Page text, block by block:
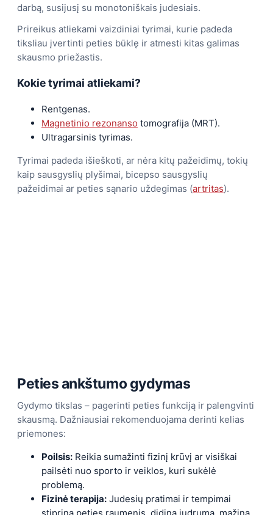
darbą, susijusį su monotoniškais judesiais.
Prireikus atliekami vaizdiniai tyrimai, kurie padeda
tiksliau įvertinti peties būklę ir atmesti kitas galimas
skausmo priežastis.
Kokie tyrimai atliekami?
Rentgenas.
Magnetinio rezonanso tomografija (MRT).
Ultragarsinis tyrimas.
Tyrimai padeda išieškoti, ar nėra kitų pažeidimų, tokių
kaip sausgyslių plyšimai, bicepso sausgyslių
pažeidimai ar peties sąnario uždegimas (artritas).
Peties ankštumo gydymas
Gydymo tikslas – pagerinti peties funkciją ir palengvinti
skausmą. Dažniausiai rekomenduojama derinti kelias
priemones:
Poilsis: Reikia sumažinti fizinį krūvį ar visiškai
pailsėti nuo sporto ir veiklos, kuri sukėlė
problemą.
Fizinė terapija: Judesių pratimai ir tempimai